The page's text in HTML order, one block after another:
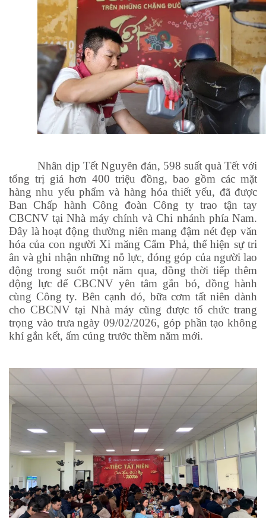
Nhân dịp Tết Nguyên đán, 598 suất quà Tết với
tổng trị giá hơn 400 triệu đồng, bao gồm các mặt
hàng nhu yếu phẩm và hàng hóa thiết yếu, đã được
Ban Chấp hành Công đoàn Công ty trao tận tay
CBCNV tại Nhà máy chính và Chi nhánh phía Nam.
Đây là hoạt động thường niên mang đậm nét đẹp văn
hóa của con người Xi măng Cẩm Phả, thể hiện sự tri
ân và ghi nhận những nỗ lực, đóng góp của người lao
động trong suốt một năm qua, đồng thời tiếp thêm
động lực để CBCNV yên tâm gắn bó, đồng hành
cùng Công ty. Bên cạnh đó, bữa cơm tất niên dành
cho CBCNV tại Nhà máy cũng được tổ chức trang
trọng vào trưa ngày 09/02/2026, góp phần tạo không
khí gắn kết, ấm cúng trước thềm năm mới.